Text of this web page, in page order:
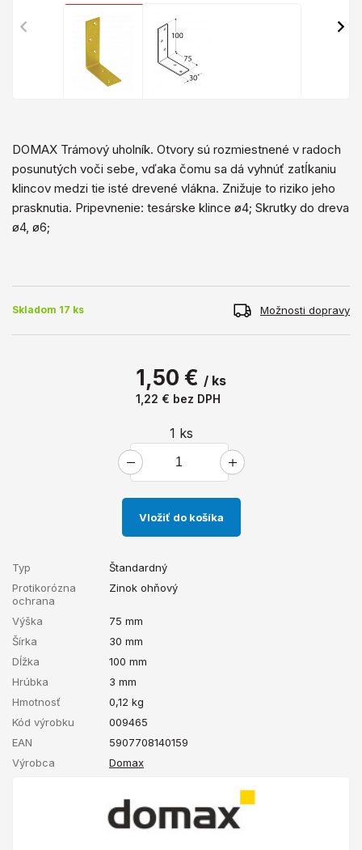
DOMAX Trámový uholník. Otvory sú rozmiestnené v radoch
posunutých voči sebe, vďaka čomu sa dá vyhnúť zatĺkaniu
klincov medzi tie isté drevené vlákna. Znižuje to riziko jeho
prasknutia. Pripevnenie: tesárske klince ø4; Skrutky do dreva
ø4, ø6;
Skladom 17 ks Možnosti dopravy
1,50 € / ks
1,22 € bez DPH
1 ks
Vložiť do košíka
Typ
Štandardný
Protikorózna
ochrana
Zinok ohňový
Výška
75 mm
Šírka
30 mm
Dĺžka
100 mm
Hrúbka
3 mm
Hmotnosť
0,12 kg
Kód výrobku
009465
EAN
5907708140159
Výrobca
Domax